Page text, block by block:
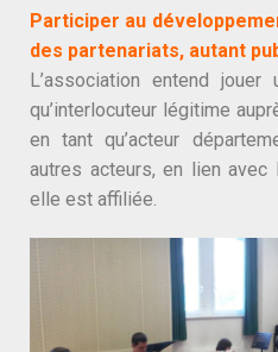
Participer au
des partenariats, autant
L’association entend
qu’interlocuteur légitime
en tant qu’acteur
autres acteurs, en lien avec
elle est affiliée.